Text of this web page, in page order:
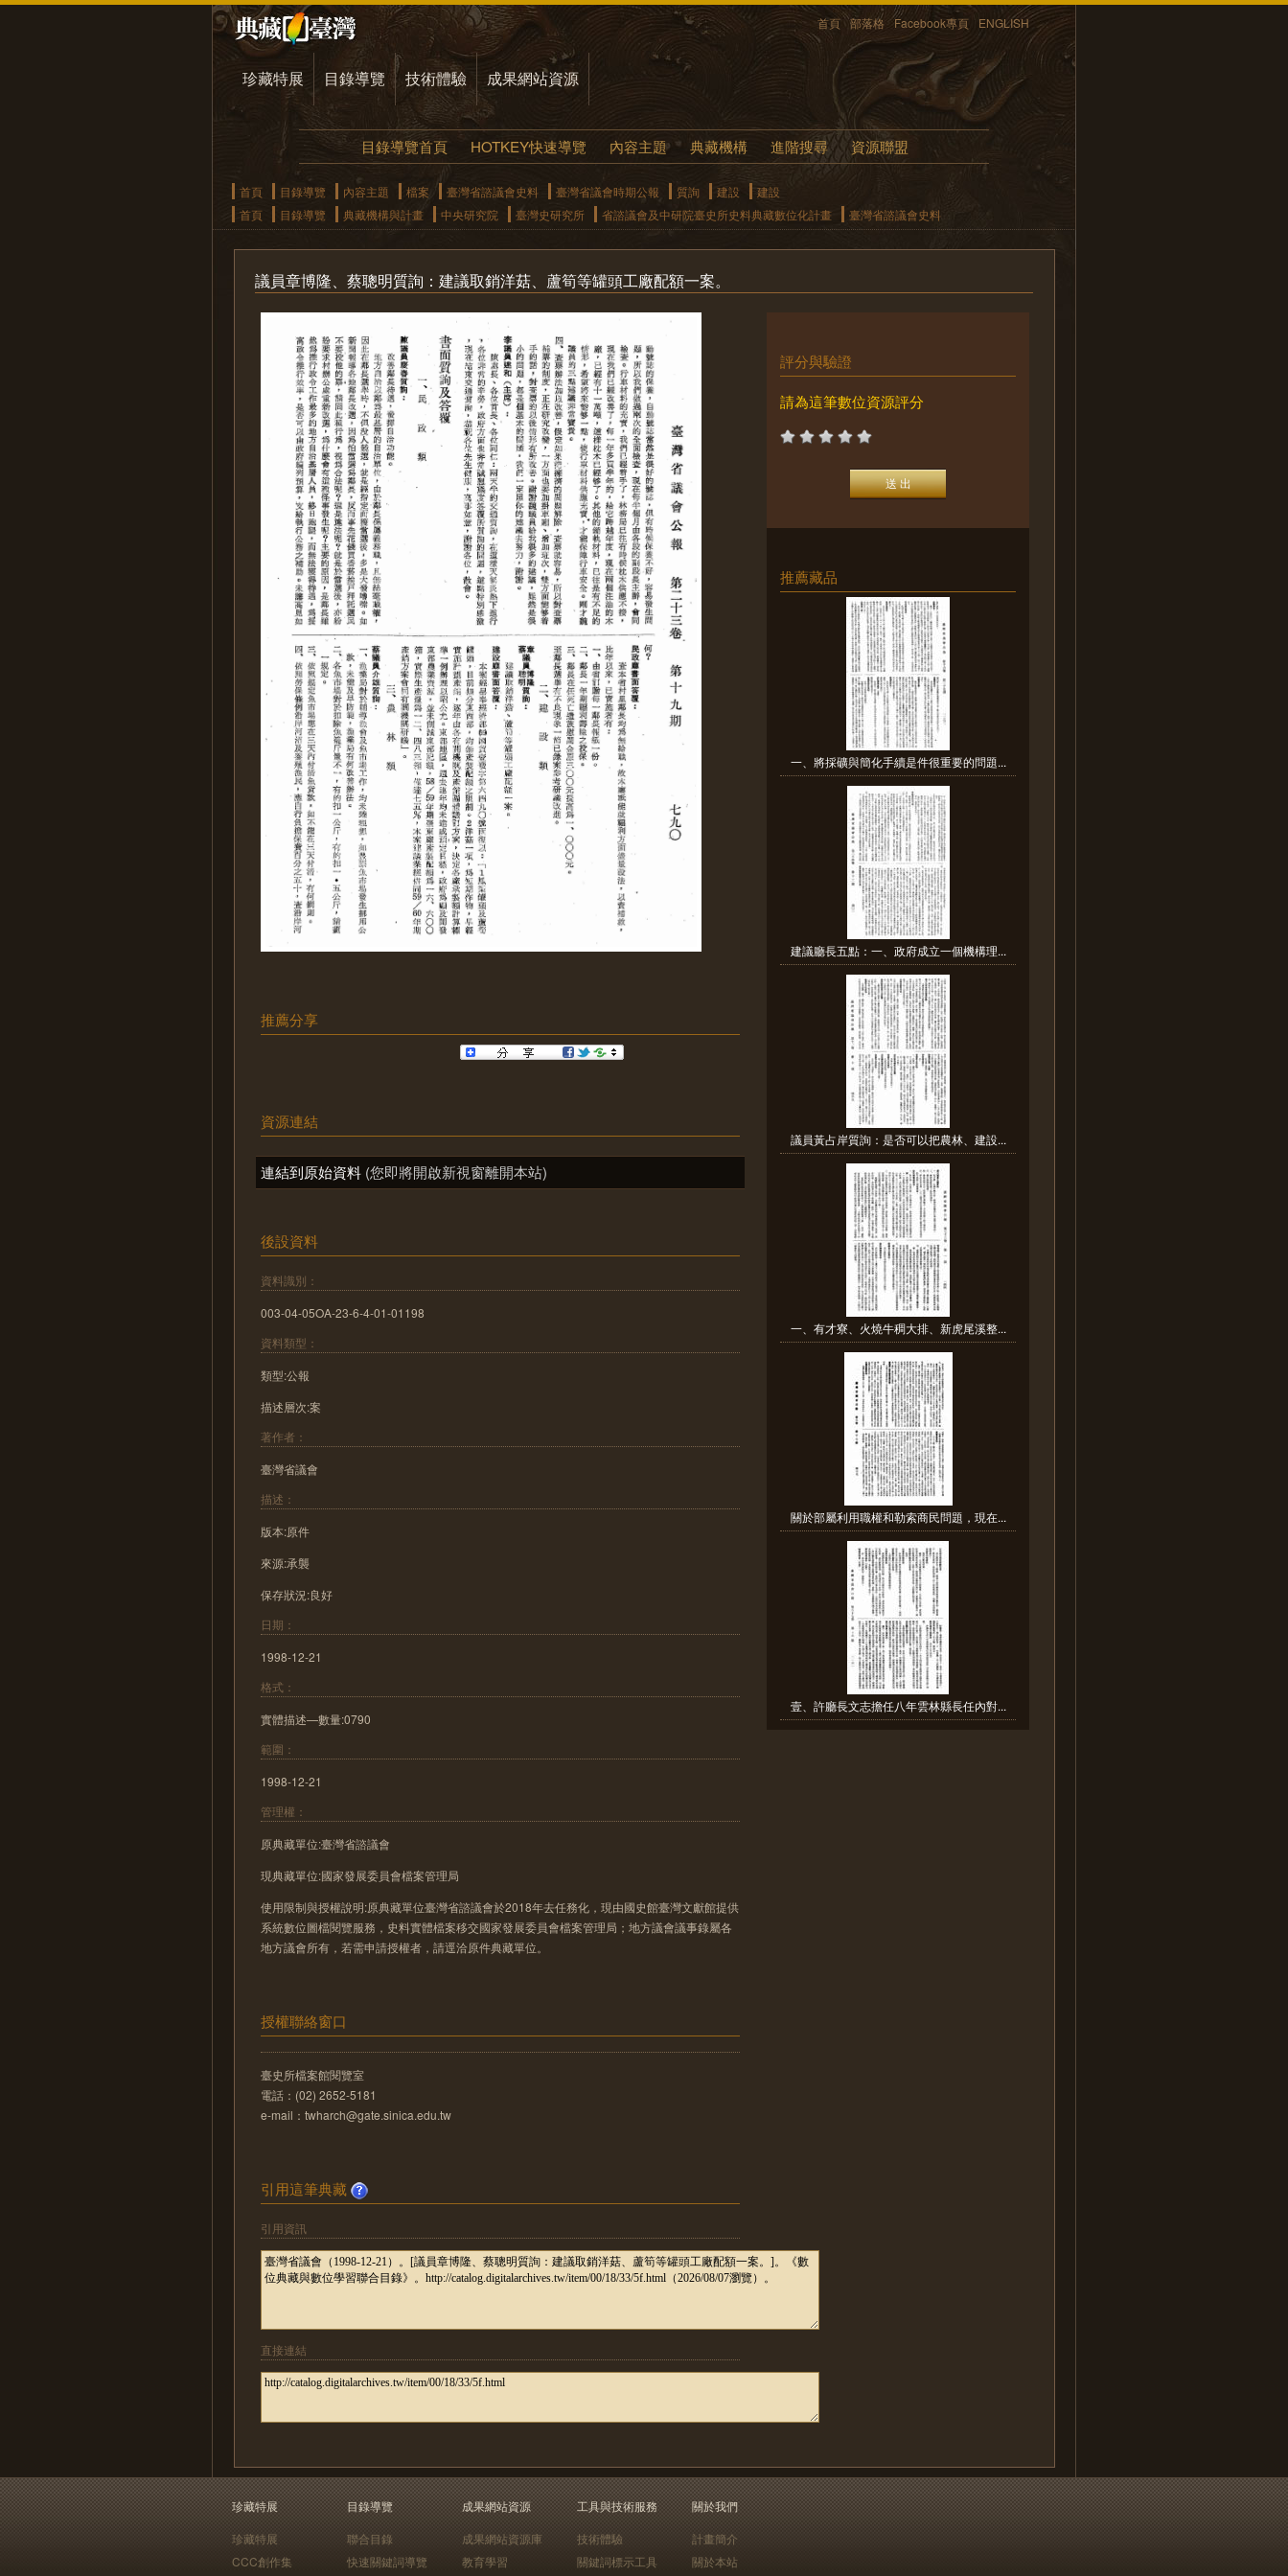
首頁 部落格 Facebook專頁 ENGLISH
珍藏特展 目錄導覽 技術體驗 成果網站資源
目錄導覽首頁 HOTKEY快速導覽 內容主題 典藏機構 進階搜尋 資源聯盟
首頁 目錄導覽 內容主題 檔案 臺灣省諮議會史料 臺灣省議會時期公報 質詢 建設
建設
首頁
目錄導覽 典藏機構與計畫 中央研究院 臺灣史研究所 省諮議會及中研院臺史所史料典藏數位化計畫 臺灣省諮議會史料
議員章博隆、蔡聰明質詢：建議取銷洋菇、蘆筍等罐頭工廠配額一案。
推薦分享
資源連結
連結到原始資料 (您即將開啟新視窗離開本站)
後設資料
資料識別：
003-04-05OA-23-6-4-01-01198
資料類型：
類型:公報
描述層次:案
著作者：
臺灣省議會
描述：
版本:原件
來源:承襲
保存狀況:良好
日期：
1998-12-21
格式：
實體描述—數量:0790
範圍：
1998-12-21
管理權：
原典藏單位:臺灣省諮議會
現典藏單位:國家發展委員會檔案管理局
使用限制與授權說明:原典藏單位臺灣省諮議會於2018年去任務化，現由國史館臺灣文獻館提供
系統數位圖檔閱覽服務，史料實體檔案移交國家發展委員會檔案管理局；地方議會議事錄屬各
地方議會所有，若需申請授權者，請逕洽原件典藏單位。
授權聯絡窗口
臺史所檔案館閱覽室
電話：(02) 2652-5181
e-mail：twharch@gate.sinica.edu.tw
引用這筆典藏
引用資訊
直接連結
評分與驗證
請為這筆數位資源評分
推薦藏品
一、將採礦與簡化手續是件很重要的問題...
建議廳長五點：一、政府成立一個機構理...
議員黃占岸質詢：是否可以把農林、建設...
一、有才寮、火燒牛稠大排、新虎尾溪整...
關於部屬利用職權和勒索商民問題，現在...
壹、許廳長文志擔任八年雲林縣長任內對...
珍藏特展
珍藏特展
CCC創作集
目錄導覽
聯合目錄
快速關鍵詞導覽
成果網站資源
成果網站資源庫
教育學習
工具與技術服務
技術體驗
關鍵詞標示工具
關於我們
計畫簡介
關於本站